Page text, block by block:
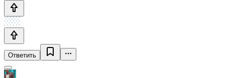
Ответить